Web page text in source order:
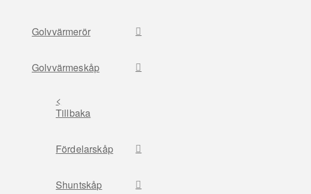
Golvvärmerör
Golvvärmeskåp
<
Tillbaka
Fördelarskåp
Shuntskåp